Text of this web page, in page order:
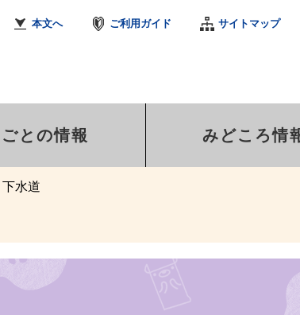
本文へ ご利用ガイド サイトマップ
ごとの情報 みどころ情
下水道